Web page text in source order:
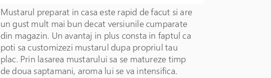
Mustarul preparat in casa este rapid de facut si are
un gust mult mai bun decat versiunile cumparate
din magazin. Un avantaj in plus consta in faptul ca
poti sa customizezi mustarul dupa propriul tau
plac. Prin lasarea mustarului sa se matureze timp
de doua saptamani, aroma lui se va intensifica.